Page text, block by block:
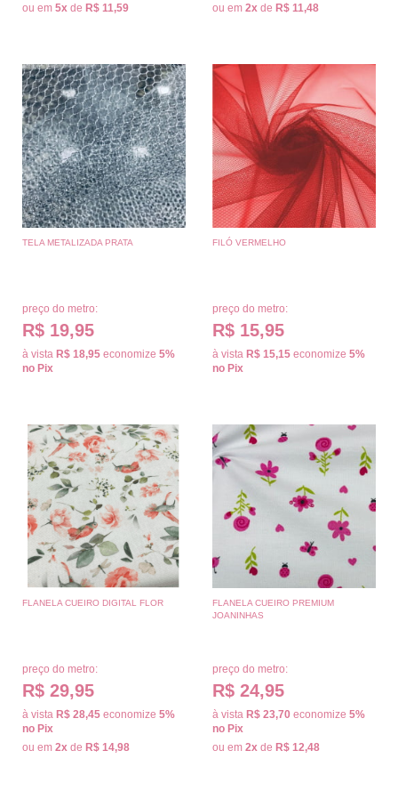
ou em 5x de R$ 11,59 ou em 2x de R$ 11,48
TELA METALIZADA PRATA
preço do metro:
R$ 19,95
à vista R$ 18,95 economize 5%
no Pix
FILÓ VERMELHO
preço do metro:
R$ 15,95
à vista R$ 15,15 economize 5%
no Pix
FLANELA CUEIRO DIGITAL FLOR
preço do metro:
R$ 29,95
à vista R$ 28,45 economize 5%
no Pix
ou em 2x de R$ 14,98
FLANELA CUEIRO PREMIUM
JOANINHAS
preço do metro:
R$ 24,95
à vista R$ 23,70 economize 5%
no Pix
ou em 2x de R$ 12,48